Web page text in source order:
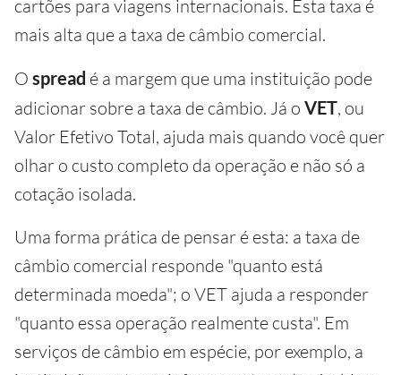
cartões para viagens internacionais. Esta taxa é
mais alta que a taxa de câmbio comercial.
O spread é a margem que uma instituição pode
adicionar sobre a taxa de câmbio. Já o VET, ou
Valor Efetivo Total, ajuda mais quando você quer
olhar o custo completo da operação e não só a
cotação isolada.
Uma forma prática de pensar é esta: a taxa de
câmbio comercial responde "quanto está
determinada moeda"; o VET ajuda a responder
"quanto essa operação realmente custa". Em
serviços de câmbio em espécie, por exemplo, a